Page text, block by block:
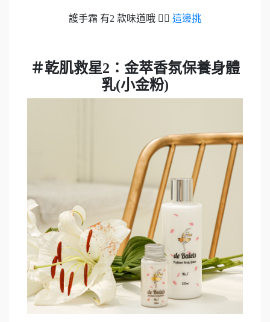
護手霜 有2 款味道哦 👉🏻 這邊挑
＃乾肌救星2：金萃香氛保養身體
乳(小金粉)